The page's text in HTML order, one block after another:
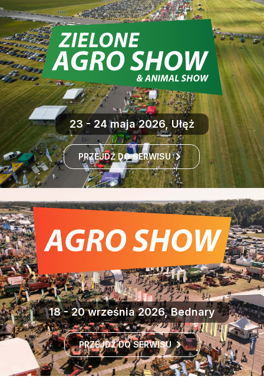
23 - 24 maja 2026, Ułęż
PRZEJDŹ DO SERWISU
18 - 20 września 2026, Bednary
PRZEJDŹ DO SERWISU